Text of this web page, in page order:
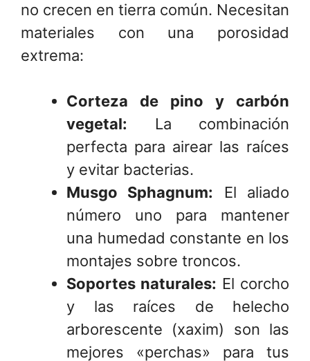
no crecen en tierra común. Necesitan
materiales con una porosidad
extrema:
Corteza de pino y carbón
vegetal: La combinación
perfecta para airear las raíces
y evitar bacterias.
Musgo Sphagnum: El aliado
número uno para mantener
una humedad constante en los
montajes sobre troncos.
Soportes naturales: El corcho
y las raíces de helecho
arborescente (xaxim) son las
mejores «perchas» para tus